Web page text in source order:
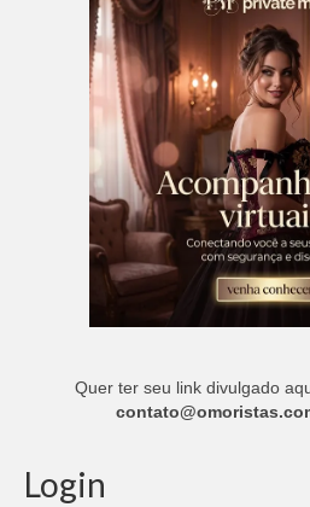
Quer ter seu link divulgado
Login